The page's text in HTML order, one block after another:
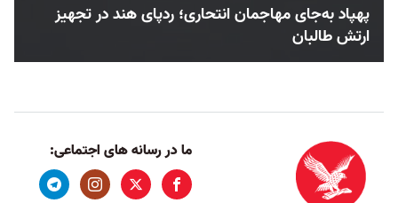
پهپاد به‌جای مهاجمان انتحاری؛ ردپای هند در تجهیز
ارتش طالبان
ما در رسانه های اجتماعی: